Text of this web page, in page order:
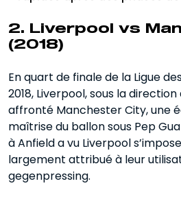
2. Liverpool vs
(2018)
En quart de finale de la Ligue
2018, Liverpool, sous la
affronté Manchester City, une
maîtrise du ballon sous Pep
à Anfield a vu Liverpool
largement attribué à leur
gegenpressing.